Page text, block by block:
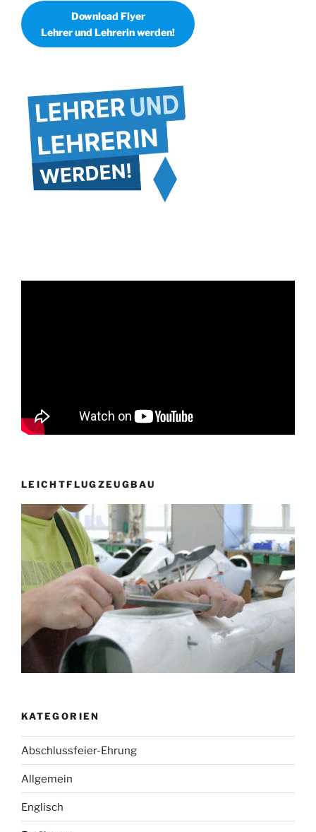
Download Flyer
Lehrer und Lehrerin werden!
LEICHTFLUGZEUGBAU
KATEGORIEN
Abschlussfeier-Ehrung
Allgemein
Englisch